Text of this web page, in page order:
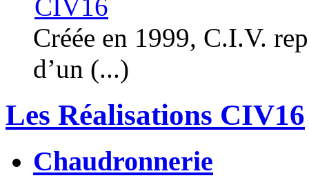
Créée en 1999, C.I.V.
d’un (...)
Les Réalisations CIV16
Chaudronnerie